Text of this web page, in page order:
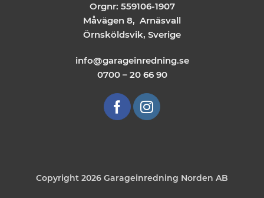
Orgnr: 559106-1907
Måvägen 8, Arnäsvall
Örnsköldsvik, Sverige
info@garageinredning.se
0700 – 20 66 90
Copyright 2026 Garageinredning Norden AB